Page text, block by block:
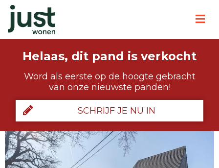
Helaas, dit pand is verkocht
Word als eerste op de hoogte gebracht
van onze nieuwste panden!
SCHRIJF JE NU IN